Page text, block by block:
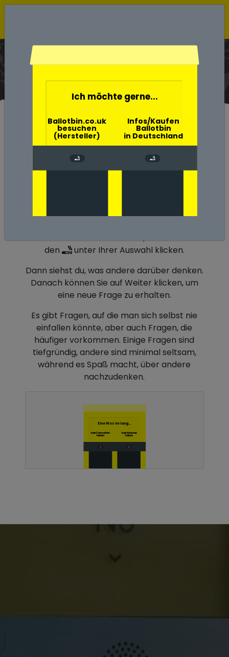
Würdest du eher
Auf dieser Seite können Sie sehen, wie viel
beantworten. Antworten Sie, indem Sie auf
den
unter Ihrer Auswahl klicken.
Dann siehst du, was andere darüber denken.
Danach können Sie auf Weiter klicken, um
eine neue Frage zu erhalten.
Es gibt Fragen, auf die man sich selbst nie
einfallen könnte, aber auch Fragen, die
häufiger vorkommen. Einige Fragen sind
tiefgründig, andere sind minimal seltsam,
während es Spaß macht, über andere
nachzudenken.
Eine Woche lang...
kein Fernsehen
haben
kein Internet
haben
Ich möchte gerne...
Ballotbin.co.uk
besuchen
(Hersteller)
Infos/Kaufen
Ballotbin
in Deutschland